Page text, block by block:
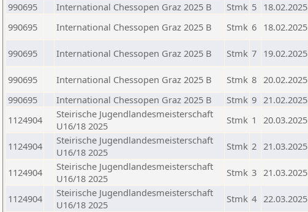
990695
International Chessopen Graz 2025 B Stmk 5 18.02.2025
990695
International Chessopen Graz 2025 B Stmk 6 18.02.2025
990695 International Chessopen Graz 2025 B Stmk 7 19.02.2025
990695 International Chessopen Graz 2025 B Stmk 8 20.02.2025
990695
International Chessopen Graz 2025 B Stmk 9 21.02.2025
1124904
Steirische Jugendlandesmeisterschaft
U16/18 2025
Stmk 1 20.03.2025
1124904
Steirische Jugendlandesmeisterschaft
U16/18 2025
Stmk 2 21.03.2025
1124904
Steirische Jugendlandesmeisterschaft
U16/18 2025
Stmk 3 21.03.2025
1124904
Steirische Jugendlandesmeisterschaft
U16/18 2025
Stmk 4 22.03.2025